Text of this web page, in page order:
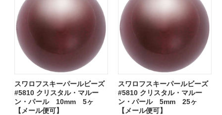
スワロフスキーパールビーズ
#5810 クリスタル・マルー
ン・パール 10mm 5ヶ
【メール便可】
スワロフスキーパールビーズ
#5810 クリスタル・マルー
ン・パール 5mm 25ヶ
【メール便可】